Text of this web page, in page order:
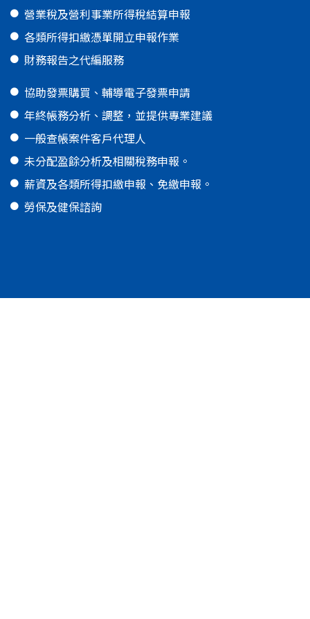
營業稅及營利事業所得稅結算申報
各類所得扣繳憑單開立申報作業
財務報告之代編服務
協助發票購買、輔導電子發票申請
年終帳務分析、調整，並提供專業建議
一般查帳案件客戶代理人
未分配盈餘分析及相關稅務申報。
薪資及各類所得扣繳申報、免繳申報。
勞保及健保諮詢